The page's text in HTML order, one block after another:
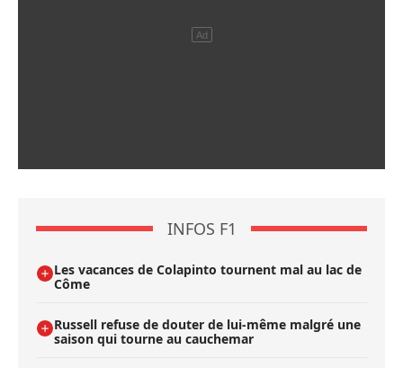
INFOS F1
Les vacances de Colapinto tournent mal au lac de
Côme
Russell refuse de douter de lui-même malgré une
saison qui tourne au cauchemar